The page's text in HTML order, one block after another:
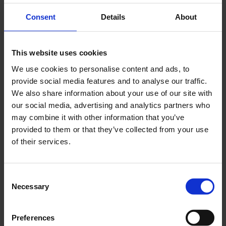
Consent Details About
This website uses cookies
We use cookies to personalise content and ads, to
provide social media features and to analyse our traffic.
We also share information about your use of our site with
our social media, advertising and analytics partners who
may combine it with other information that you’ve
provided to them or that they’ve collected from your use
of their services.
Necessary
Preferences
Slang 18-3.25/3.50"
17-810-63
95 KR
2-5 vardagar
KÖP
Slang 18-3.50/4.00" CST
249KR
2-5 vardagar
KÖP